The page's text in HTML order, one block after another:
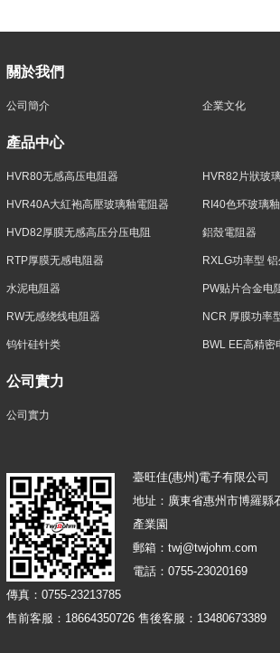
關於我們
公司簡介 企業文化
產品中心
HVR80无感高压电阻器 HVR82片狀玻
HVR40A大紅袍高壓玻璃釉電阻器 RI40色环玻璃
HVD82厚膜无感高压分压电阻 鋁殼電阻器
RTP厚膜无感电阻器 RXLG功率型
水泥电阻器 PW贴片合金电
RW无感绕线电阻器 NCR 厚膜功率
钨针硅针类 BWL EE高精密
公司實力
公司實力
臺旺佳(惠州)電子有限公司
地址：廣東省惠州市博羅縣
產業園
郵箱：twj@twjohm.com
電話：0755-23020169
傳真：0755-23213785
售前客服：18664350726 售後客服：13480673389